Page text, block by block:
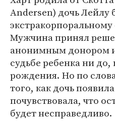
Andersen) дочь Лейлу
Мужчина принял
анонимным донором и
судьбе ребенка ни до,
рождения. Но по
того, как дочь
почувствовала, что
будет несправедливо.